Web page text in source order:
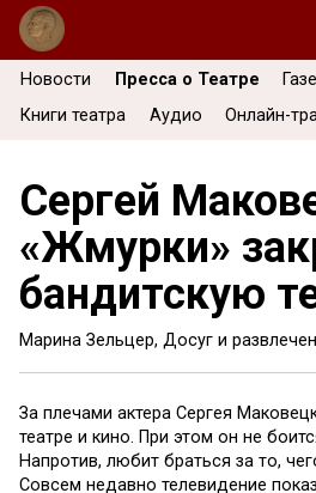
Новости Пресса о Театре
Книги театра
Аудио Онлайн-
Сергей
«Жмурки»
бандитскую
Марина Зельцер, Досуг и
За плечами актера Сергея
театре и кино. При этом он не
Напротив, любит браться за то,
Совсем недавно телевидение